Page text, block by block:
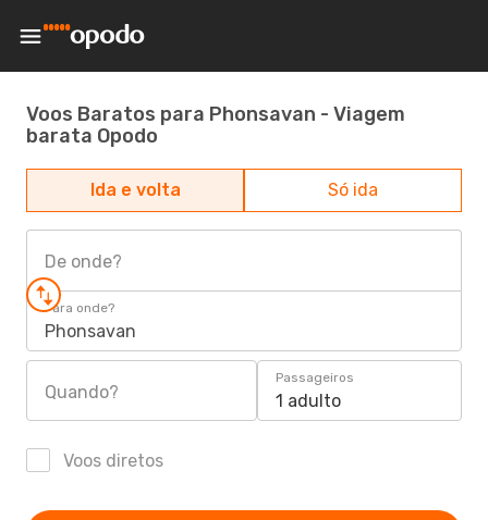
Voos Baratos para Phonsavan - Viagem
barata Opodo
Ida e volta Só ida
De onde?
Para onde?
Phonsavan
Quando?
Passageiros
1 adulto
Voos diretos